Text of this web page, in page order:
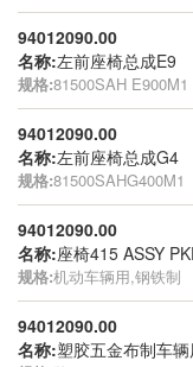
94012090.00
名称:左前座椅总成E9
规格:81500SAH E900M1
94012090.00
名称:左前座椅总成G4
规格:81500SAHG400M1
94012090.00
名称:座椅415 ASSY
规格:机动车辆用,钢铁制
94012090.00
名称:塑胶五金布制车